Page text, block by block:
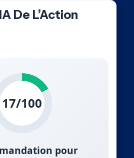
De L’Action
17/100
pour